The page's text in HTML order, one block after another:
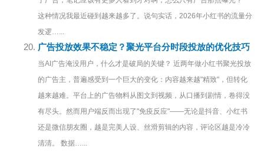
这种情况我最近碰到越来越多了。说句实话，2026年小红书的流量分
发逻…...
广告投放效果不稳定？聚光平台分时段投放的优化技巧
当AI广告淹没用户，什么才是破局的关键？ 近两年做小红书聚光投放
的广告主，普遍感受到一个巨大的变化：内容越来越"精致"，但转化
越来越难。平台上的广告物料从图文到视频，从口播到剧情，卷得没
有尽头。然而用户端反而出现了"免疫反应"——无论是抖音、小红书
还是微信朋友圈，越是完美人设、丝滑剪辑的内容，评论区越是冷冷
清清。 数据…...